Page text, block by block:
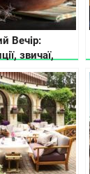
Вечір:
звичаї,